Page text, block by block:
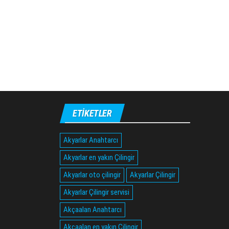
ETIKETLER
Akyarlar Anahtarcı
Akyarlar en yakın Çilingir
Akyarlar oto çilingir
Akyarlar Çilingir
Akyarlar Çilingir servisi
Akçaalan Anahtarcı
Akçaalan en yakın Çilingir